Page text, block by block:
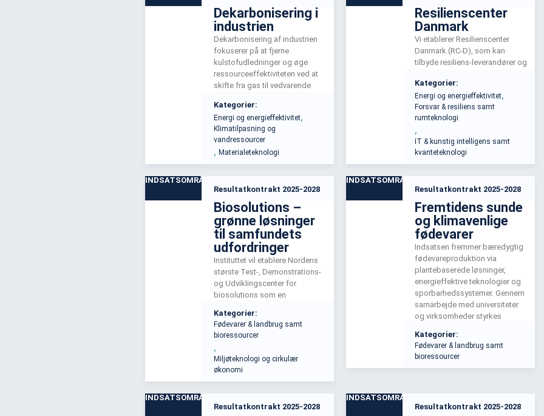
Dekarbonisering i
industrien
Dekarbonisering af industrien
fokuserer på at fjerne
kulstofudledninger og øge
ressourceeffektiviteten ved at
skifte fra gas til vedvarende
energiuafhængigheden.
Indsatsen indebærer udvikling
af teknologiske serviceydelser,
nye testfaciliteter, og
forskningsaktiviteter.
Kategorier:
Energi og energieffektivitet,
Klimatilpasning og
vandressourcer
, Materialeteknologi
Resilienscenter
Danmark
Vi etablerer Resilienscenter
Danmark (RC-D), som kan
tilbyde resiliens-leverandører og
overholde de nye EU-direktiver
NIS2 og CER. Vi vil styrke evnen
til at håndtere kritiske hændelser
og fremme samarbejdet mellem
SMV'er og samfundsaktører.
Kategorier:
Energi og energieffektivitet,
Forsvar & resiliens samt
rumteknologi
,
IT & kunstig intelligens samt
kvanteteknologi
INDSATSOMRÅDE
Resultatkontrakt 2025-2028
Biosolutions –
grønne løsninger
til samfundets
udfordringer
Instituttet vil etablere Nordens
største Test-, Demonstrations-
og Udviklingscenter for
biosolutions som en
startups med at udvikle og teste
biologiske løsninger. Målet er at
sektorer og positionere
biosolutions som en ny dansk
supersektor.
Kategorier:
Fødevarer & landbrug samt
bioressourcer
,
Miljøteknologi og cirkulær
økonomi
INDSATSOMRÅDE
Resultatkontrakt 2025-2028
Fremtidens sunde
og klimavenlige
fødevarer
Indsatsen fremmer bæredygtig
fødevareproduktion via
plantebaserede løsninger,
energieffektive teknologier og
sporbarhedssystemer. Gennem
samarbejde med universiteter
og virksomheder styrkes
imødekomme den globale
efterspørgsel efter bæredygtige
Kategorier:
Fødevarer & landbrug samt
bioressourcer
INDSATSOMRÅDE
Resultatkontrakt 2025-2028
INDSATSOMRÅDE
Resultatkontrakt 2025-2028